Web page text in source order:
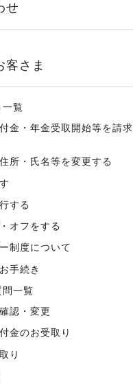
せ
客さま
一覧
金・年金受取開始等を請求
所・氏名等を変更する
する
オフをする
制度について
手続き
問一覧
認・変更
金のお受取り
り